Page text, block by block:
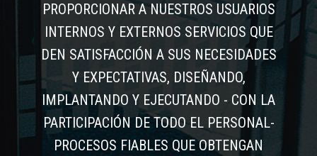
PROPORCIONAR A NUESTROS USUARIOS
INTERNOS Y EXTERNOS SERVICIOS QUE
DEN SATISFACCIÓN A SUS NECESIDADES
Y EXPECTATIVAS, DISEÑANDO,
IMPLANTANDO Y EJECUTANDO - CON LA
PARTICIPACIÓN DE TODO EL PERSONAL-
PROCESOS FIABLES QUE OBTENGAN